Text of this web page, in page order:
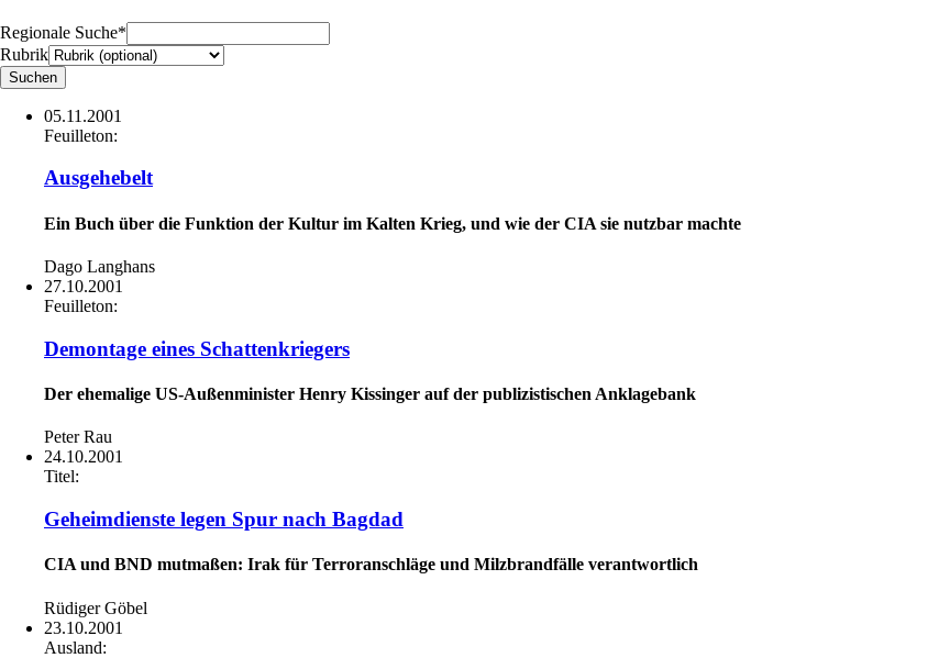
Regionale Suche*
Rubrik
05.11.2001
Feuilleton:
Ausgehebelt
Ein Buch über die Funktion der Kultur im Kalten Krieg, und wie der CIA sie nutzbar machte
Dago Langhans
27.10.2001
Feuilleton:
Demontage eines Schattenkriegers
Der ehemalige US-Außenminister Henry Kissinger auf der publizistischen Anklagebank
Peter Rau
24.10.2001
Titel:
Geheimdienste legen Spur nach Bagdad
CIA und BND mutmaßen: Irak für Terroranschläge und Milzbrandfälle verantwortlich
Rüdiger Göbel
23.10.2001
Ausland: